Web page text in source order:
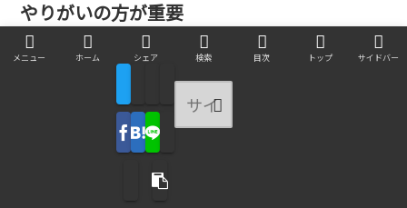
やりがいの方が重要
証券マン…高年収＆口座開設数や金融商品の
販売ノルマが辛い
メニュー ホーム シェア 検索 目次 トップ サイドバー